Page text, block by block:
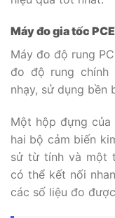
Máy đo gia tốc
Máy đo độ rung
đo độ rung chính
nhạy, sử dụng bền
Một hộp đựng của
hai bộ cảm biến
sử từ tính và một
có thể kết nối
các số liệu đo